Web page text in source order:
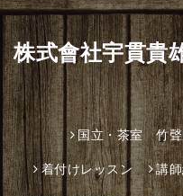
株式會社宇貫
国立・茶室 竹聲
着付けレッスン 講